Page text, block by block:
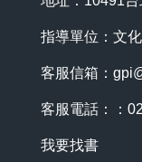
指導單位：文
客服信箱：
客服電話：：
我要找書